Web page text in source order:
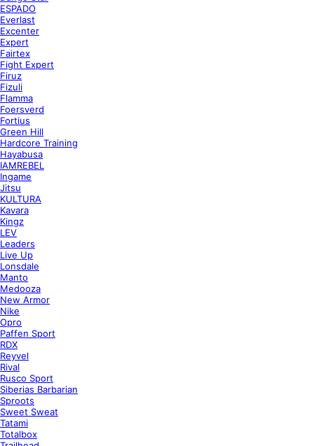
ESPADO
Everlast
Excenter
Expert
Fairtex
Fight Expert
Firuz
Fizuli
Flamma
Foersverd
Fortius
Green Hill
Hardcore Training
Hayabusa
IAMREBEL
Ingame
Jitsu
KULTURA
Kavara
Kingz
LEV
Leaders
Live Up
Lonsdale
Manto
Medooza
New Armor
Nike
Opro
Paffen Sport
RDX
Reyvel
Rival
Rusco Sport
Siberias Barbarian
Sproots
Sweet Sweat
Tatami
Totalbox